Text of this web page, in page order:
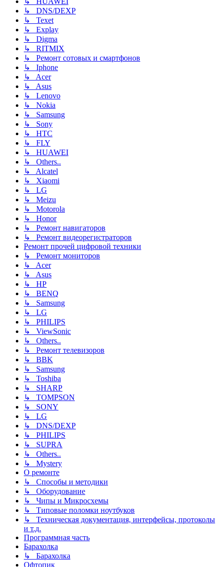
↳ DNS/DEXP
↳ Texet
↳ Explay
↳ Digma
↳ RITMIX
↳ Ремонт сотовых и смартфонов
↳ Iphone
↳ Acer
↳ Asus
↳ Lenovo
↳ Nokia
↳ Samsung
↳ Sony
↳ HTC
↳ FLY
↳ HUAWEI
↳ Others..
↳ Alcatel
↳ Xiaomi
↳ LG
↳ Meizu
↳ Motorola
↳ Honor
↳ Ремонт навигаторов
↳ Ремонт видеорегистраторов
Ремонт прочей цифровой техники
↳ Ремонт мониторов
↳ Acer
↳ Asus
↳ HP
↳ BENQ
↳ Samsung
↳ LG
↳ PHILIPS
↳ ViewSonic
↳ Others..
↳ Ремонт телевизоров
↳ BBK
↳ Samsung
↳ Toshiba
↳ SHARP
↳ TOMPSON
↳ SONY
↳ LG
↳ DNS/DEXP
↳ PHILIPS
↳ SUPRA
↳ Others..
↳ Mystery
О ремонте
↳ Способы и методики
↳ Оборудование
↳ Чипы и Микросхемы
↳ Типовые поломки ноутбуков
↳ Техническая документация, интерфейсы, протоколы
и т.д.
Программная часть
Барахолка
↳ Барахолка
Офтопик